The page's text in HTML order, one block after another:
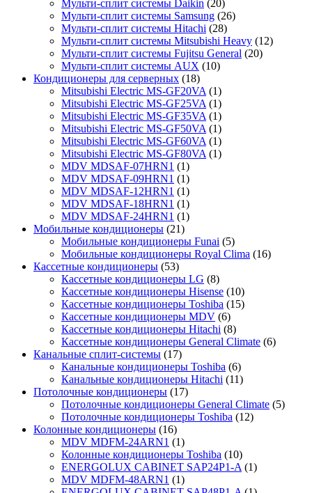
Мульти-сплит системы Daikin (20)
Мульти-сплит системы Samsung (26)
Мульти-сплит системы Hitachi (28)
Мульти-сплит системы Mitsubishi Heavy (12)
Мульти-сплит системы Fujitsu General (20)
Мульти-сплит системы AUX (10)
Кондиционеры для серверных (18)
Mitsubishi Electric MS-GF20VA (1)
Mitsubishi Electric MS-GF25VA (1)
Mitsubishi Electric MS-GF35VA (1)
Mitsubishi Electric MS-GF50VA (1)
Mitsubishi Electric MS-GF60VA (1)
Mitsubishi Electric MS-GF80VA (1)
MDV MDSAF-07HRN1 (1)
MDV MDSAF-09HRN1 (1)
MDV MDSAF-12HRN1 (1)
MDV MDSAF-18HRN1 (1)
MDV MDSAF-24HRN1 (1)
Мобильные кондиционеры (21)
Мобильные кондиционеры Funai (5)
Мобильные кондиционеры Royal Clima (16)
Кассетные кондиционеры (53)
Кассетные кондиционеры LG (8)
Кассетные кондиционеры Hisense (10)
Кассетные кондиционеры Toshiba (15)
Кассетные кондиционеры MDV (6)
Кассетные кондиционеры Hitachi (8)
Кассетные кондиционеры General Climate (6)
Канальные сплит-системы (17)
Канальные кондиционеры Toshiba (6)
Канальные кондиционеры Hitachi (11)
Потолочные кондиционеры (17)
Потолочные кондиционеры General Climate (5)
Потолочные кондиционеры Toshiba (12)
Колонные кондиционеры (16)
MDV MDFM-24ARN1 (1)
Колонные кондиционеры Toshiba (10)
ENERGOLUX CABINET SAP24P1-A (1)
MDV MDFM-48ARN1 (1)